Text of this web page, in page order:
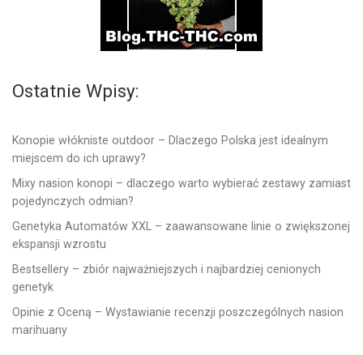
Ostatnie Wpisy:
Konopie włókniste outdoor – Dlaczego Polska jest idealnym
miejscem do ich uprawy?
Mixy nasion konopi – dlaczego warto wybierać zestawy zamiast
pojedynczych odmian?
Genetyka Automatów XXL – zaawansowane linie o zwiększonej
ekspansji wzrostu
Bestsellery – zbiór najważniejszych i najbardziej cenionych
genetyk
Opinie z Oceną – Wystawianie recenzji poszczególnych nasion
marihuany